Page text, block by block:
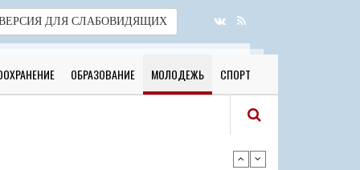
ДЛЯ СЛАБОВИДЯЩИХ
ОБРАЗОВАНИЕ МОЛОДЕЖЬ СПОРТ